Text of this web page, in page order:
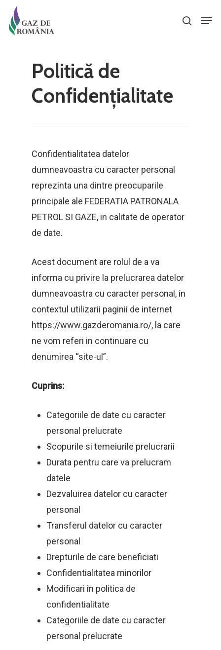
Skip
main
search
Politică de
Confidențialitate
Confidentialitatea datelor
dumneavoastra cu caracter personal
reprezinta una dintre preocuparile
principale ale FEDERATIA PATRONALA
PETROL SI GAZE, in calitate de operator
de date.
Acest document are rolul de a va
informa cu privire la prelucrarea datelor
dumneavoastra cu caracter personal, in
contextul utilizarii paginii de internet
https://www.gazderomania.ro/, la care
ne vom referi in continuare cu
denumirea “site-ul”.
Cuprins:
Categoriile de date cu caracter
personal prelucrate
Scopurile si temeiurile prelucrarii
Durata pentru care va prelucram
datele
Dezvaluirea datelor cu caracter
personal
Transferul datelor cu caracter
personal
Drepturile de care beneficiati
Confidentialitatea minorilor
Modificari in politica de
confidentialitate
Categoriile de date cu caracter
personal prelucrate